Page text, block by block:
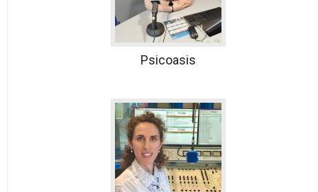
Psicoasis